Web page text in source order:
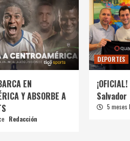
EN
Y ABSORBE A
Redacción
DEPORTES
Salvador
5